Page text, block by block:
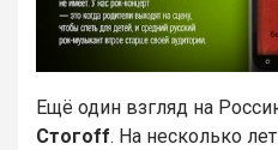
Ещё один взгляд на
Стогоff. На несколько